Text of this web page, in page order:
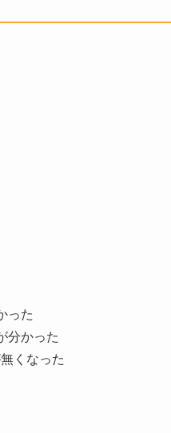
った
分かった
くなった